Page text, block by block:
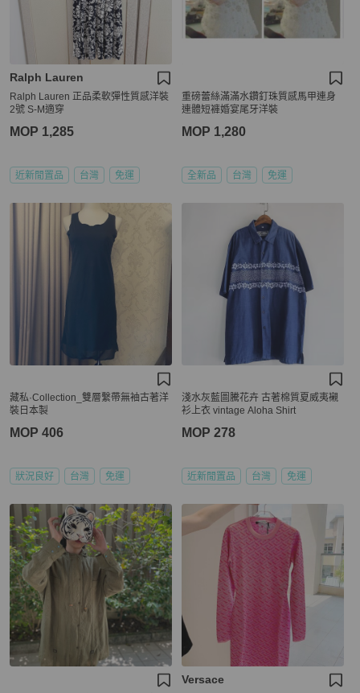
Ralph Lauren
Ralph Lauren 正品柔軟彈性質感洋裝
2號 S-M適穿
MOP 1,285
近新閒置品 台灣 免運
重磅蕾絲滿滿水鑽釘珠質感馬甲連身
連體短褲婚宴尾牙洋裝
MOP 1,280
全新品 台灣 免運
藏私·Collection_雙層繫帶無袖古著洋
裝日本製
MOP 406
狀況良好 台灣 免運
淺水灰藍圖騰花卉 古著棉質夏威夷襯
衫上衣 vintage Aloha Shirt
MOP 278
近新閒置品 台灣 免運
Versace